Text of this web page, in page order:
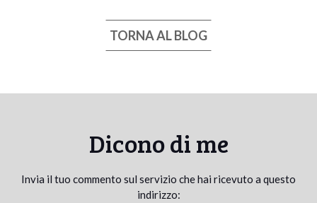
TORNA AL BLOG
Dicono di me
Invia il tuo commento sul servizio che hai ricevuto a questo
indirizzo: